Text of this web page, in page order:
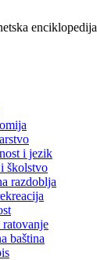
enciklopedija
i jezik
školstvo
razdoblja
baština